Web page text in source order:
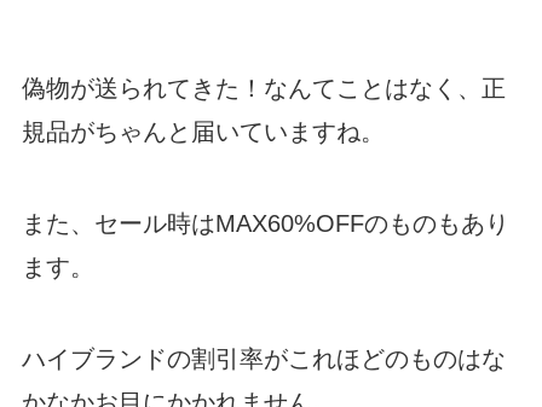
偽物が送られてきた！なんてことはなく、正
規品がちゃんと届いていますね。
また、セール時はMAX60%OFFのものもあり
ます。
ハイブランドの割引率がこれほどのものはな
かなかお目にかかれません。